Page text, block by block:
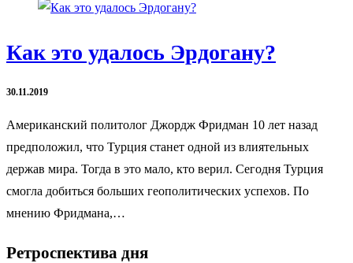
Как это удалось Эрдогану?
30.11.2019
Американский политолог Джордж Фридман 10 лет назад
предположил, что Турция станет одной из влиятельных
держав мира. Тогда в это мало, кто верил. Сегодня Турция
смогла добиться больших геополитических успехов. По
мнению Фридмана,…
Ретроспектива дня